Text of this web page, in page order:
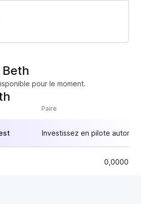
pour le moment.
Paire
Investissez en pilote